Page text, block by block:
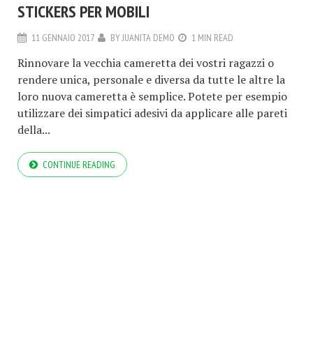
STICKERS PER MOBILI
11 GENNAIO 2017 BYJUANITA DEMO 1 MIN READ
Rinnovare la vecchia cameretta dei vostri ragazzi o
rendere unica, personale e diversa da tutte le altre la
loro nuova cameretta è semplice. Potete per esempio
utilizzare dei simpatici adesivi da applicare alle pareti
della...
CONTINUE READING